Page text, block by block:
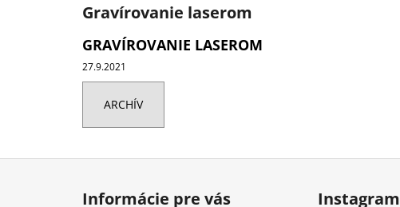
Gravírovanie laserom
GRAVÍROVANIE LASEROM
27.9.2021
ARCHÍV
Z
Informácie pre vás Instagram